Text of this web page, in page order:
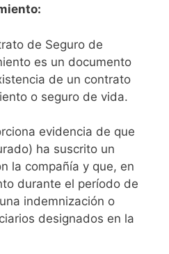
de Seguro de
es un documento
de un contrato
o seguro de vida.
evidencia de que
ha suscrito un
la compañía y que, en
durante el período de
indemnización o
designados en la